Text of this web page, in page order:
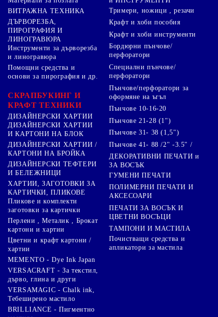
ВИТРАЖНА ТЕХНИКА
ДЪРВОРЕЗБА,
ПИРОГРАФИЯ И
ЛИНОГРАВЮРА
Инструменти за дърворезба
и линогравюра
Помощни средства и
основи за пирография и др.
СКРАПБУКИНГ И
КРАФТ ТЕХНИКИ
ДИЗАЙНЕРСКИ ХАРТИИ
ДИЗАЙНЕРСКИ ХАРТИИ
И КАРТОНИ НА БЛОК
ДИЗАЙНЕРСКИ ХАРТИИ /
КАРТОНИ НА БРОЙКА
ДИЗАЙНЕРСКИ ТЕФТЕРИ
И БЕЛЕЖНИЦИ
ХАРТИИ, ЗАГОТОВКИ ЗА
КАРТИЧКИ, ПЛИКОВЕ
Пликове и комплекти
заготовки за картички
Перлени , Металик , Брокат
картони и хартии
Цветни и крафт картони /
хартии
Тримери, ножици , резачи
Крафт и хоби пособия
Крафт и хоби инструменти
Бордюрни пънчове/
перфоратори
Специални пънчове/
перфоратори
Пънчове/перфоратори за
оформяне на ъгъл
Пънчове 10-16-20
Пънчове 21-28 (1")
Пънчове 31- 38 (1,5")
Пънчове 41- 88 /2" -3.5" /
ДЕКОРАТИВНИ ПЕЧАТИ и
ЗА ВОСЪК
ГУМЕНИ ПЕЧАТИ
ПОЛИМЕРНИ ПЕЧАТИ И
АКСЕСОАРИ
ПЕЧАТИ ЗА ВОСЪК И
ЦВЕТНИ ВОСЪЦИ
ТАМПОНИ И МАСТИЛА
Почистващи средства и
апликатори за мастила
MEMENTO - Dye Ink Japan
VERSACRAFT - За текстил,
дърво, глина и други
VERSAMAGIC - Chalk ink,
Тебеширено мастило
BRILLIANCE - Пигментно